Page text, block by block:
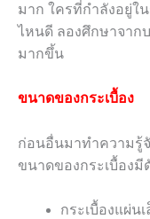
มาก ใครที่กำลังอยู่ใ
ไหนดี ลองศึกษาจาก
มากขึ้น
ขนาดของกระเบื้อง
ก่อนอื่นมาทำความรู้
ขนาดของกระเบื้องมี
กระเบื้องแผ่น